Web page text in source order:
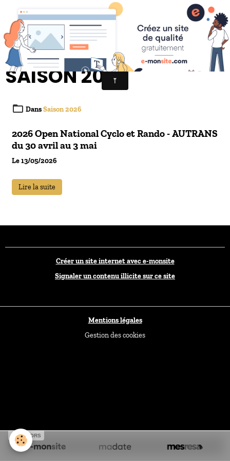
SAISON 2026
DansSaison 2026
2026 Open National Cyclo et Rando - AUTRANS
du 30 avril au 3 mai
Le 13/05/2026
Lire la suite
Créer un site internet avec e-monsite
Signaler un contenu illicite sur ce site
Mentions légales
Gestion des cookies
SPONSORS